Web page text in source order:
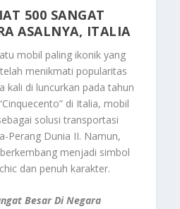
500 SANGAT
ASALNYA, ITALIA
mobil paling ikonik yang
menikmati popularitas
kali di luncurkan pada tahun
di Italia, mobil
solusi transportasi
Perang Dunia II. Namun,
menjadi simbol
dan penuh karakter.
Besar Di Negara